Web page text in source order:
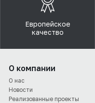
Европейское
качество
О компании
О нас
Новости
Реализованные проекты